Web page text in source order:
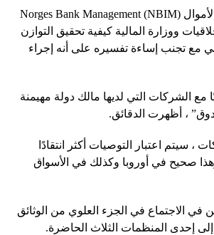
يظهرون أن مشغل الأموال Norges Bank Management (NBIM)
ووزارة المالية كيفية تحقيق التوازن
مع تجنب إساءة تفسيره على أنه إجراء
مع الشركات التي لديها مالك دولة مهيمنة
، أظهرت الدقائق.
، سيتم اعتبار التوصيات أكثر انتقادًا
صحيح في أوروبا وكذلك في الأسواق
في الاجتماع في الجزء العلوي من الوثائق
إلى إحدى المنظمات الثلاث الحاضرة.